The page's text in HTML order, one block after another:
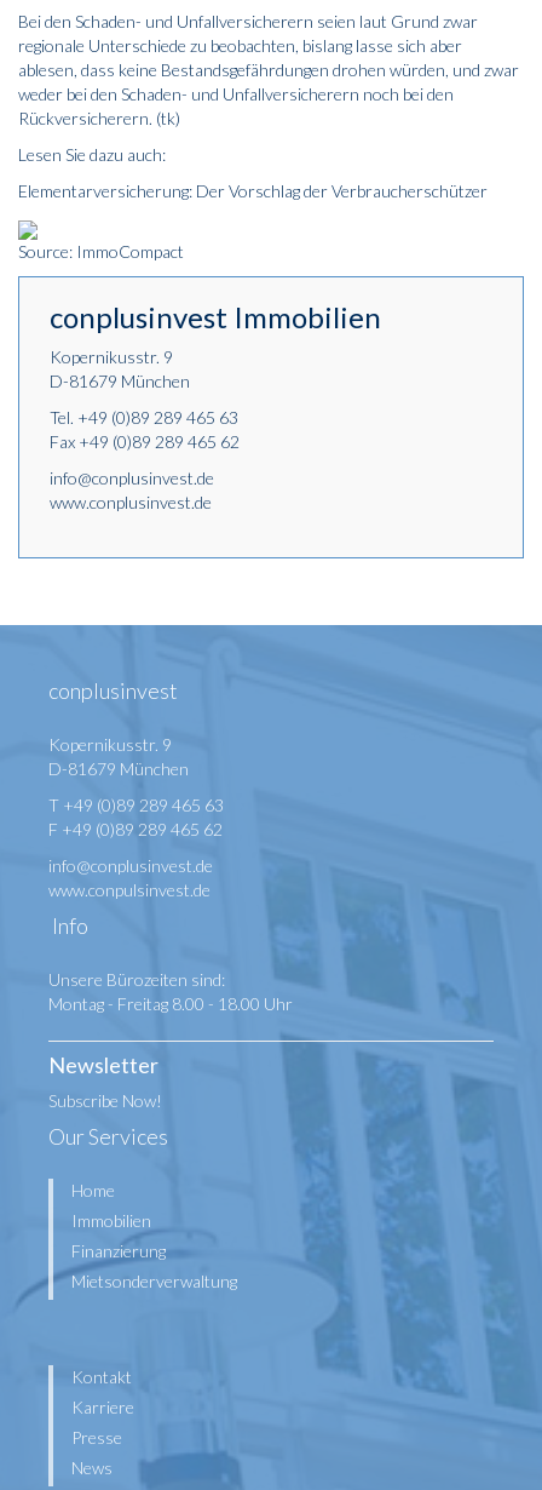
Bei den Schaden- und Unfallversicherern seien laut Grund zwar
regionale Unterschiede zu beobachten, bislang lasse sich aber
ablesen, dass keine Bestandsgefährdungen drohen würden, und zwar
weder bei den Schaden- und Unfallversicherern noch bei den
Rückversicherern. (tk)
Lesen Sie dazu auch:
Elementarversicherung: Der Vorschlag der Verbraucherschützer
Source: ImmoCompact
conplusinvest Immobilien
Kopernikusstr. 9
D-81679 München
Tel. +49 (0)89 289 465 63
Fax +49 (0)89 289 465 62
info@conplusinvest.de
www.conplusinvest.de
conplusinvest
Kopernikusstr. 9
D-81679 München
T +49 (0)89 289 465 63
F +49 (0)89 289 465 62
info@conplusinvest.de
www.conpulsinvest.de
Info
Unsere Bürozeiten sind:
Montag - Freitag 8.00 - 18.00 Uhr
Newsletter
Subscribe Now!
Our Services
Home
Immobilien
Finanzierung
Mietsonderverwaltung
Kontakt
Karriere
Presse
News